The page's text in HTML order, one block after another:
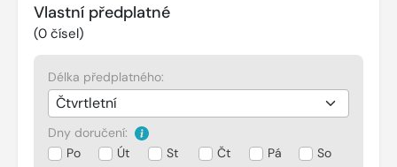
Vlastní předplatné
(0 čísel)
Délka předplatného:
Dny doručení:
Po
Út St Čt Pá So